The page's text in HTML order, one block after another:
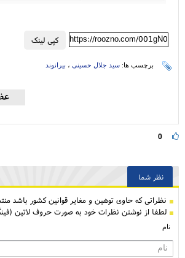
کپی لینک https://roozno.com/001gN0
برچسب ها: سید جلال حسینی ، بیرانوند
0
نظر شما
نظراتی كه حاوی توهین و مغایر قوانین کشور باشد
لطفا از نوشتن نظرات خود به صورت حروف لاتین
نام